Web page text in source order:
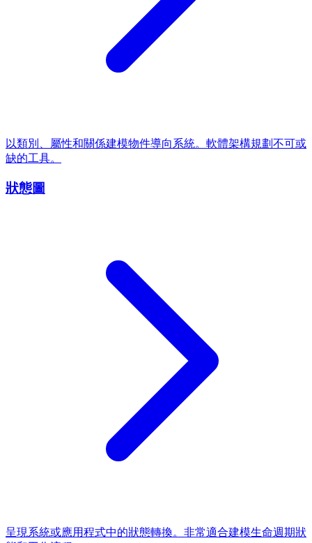
以類別、屬性和關係建模物件導向系統。軟體架構規劃不可或
缺的工具。
狀態圖
呈現系統或應用程式中的狀態轉換。非常適合建模生命週期狀